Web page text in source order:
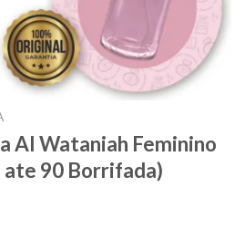
Al Wataniah Feminino
ate 90 Borrifada)